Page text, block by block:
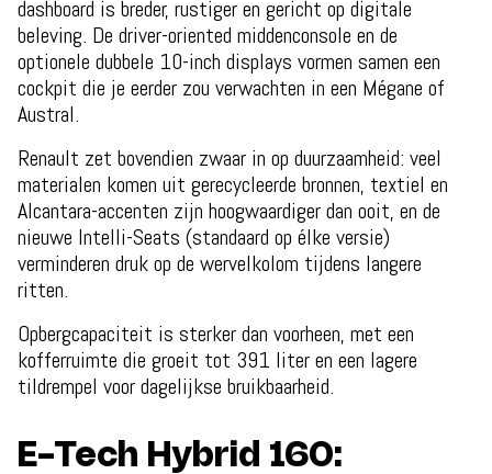
dashboard is breder, rustiger en gericht op digitale
beleving. De driver-oriented middenconsole en de
optionele dubbele 10-inch displays vormen samen een
cockpit die je eerder zou verwachten in een Mégane of
Austral.
Renault zet bovendien zwaar in op duurzaamheid: veel
materialen komen uit gerecycleerde bronnen, textiel en
Alcantara-accenten zijn hoogwaardiger dan ooit, en de
nieuwe Intelli-Seats (standaard op élke versie)
verminderen druk op de wervelkolom tijdens langere
ritten.
Opbergcapaciteit is sterker dan voorheen, met een
kofferruimte die groeit tot 391 liter en een lagere
tildrempel voor dagelijkse bruikbaarheid.
E-Tech Hybrid 160: